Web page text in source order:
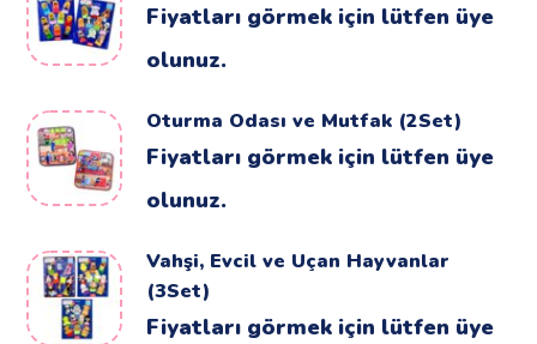
Fiyatları görmek için lütfen üye
olunuz.
Oturma Odası ve Mutfak (2Set)
Fiyatları görmek için lütfen üye
olunuz.
Vahşi, Evcil ve Uçan Hayvanlar
(3Set)
Fiyatları görmek için lütfen üye